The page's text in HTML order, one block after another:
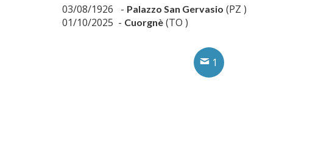
03/08/1926 - Palazzo San Gervasio (PZ )
01/10/2025 - Cuorgnè (TO )
1